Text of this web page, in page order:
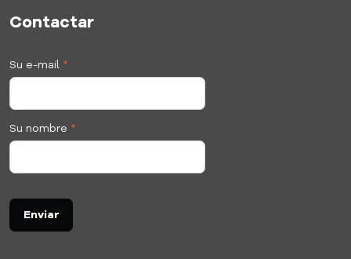
Contactar
Su e-mail *
Su nombre *
Enviar